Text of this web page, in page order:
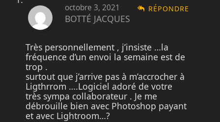
RÉPONDRE
octobre 3, 2021
BOTTÉ JACQUES
Très personnellement , j’insiste …la
fréquence d’un envoi la semaine est de
trop .
surtout que j’arrive pas à m’accrocher à
Ligthrrom ….Logiciel adoré de votre
très sympa collaborateur . Je me
débrouille bien avec Photoshop payant
et avec Lightroom…?